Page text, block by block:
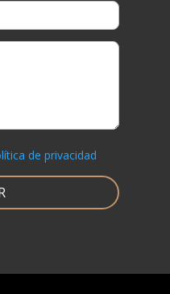
de privacidad